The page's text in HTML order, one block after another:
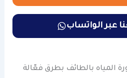
عبر الواتساب
المياه بالطائف بطرق فعّالة